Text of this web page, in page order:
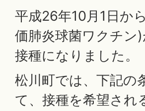
平成26年10月1日か
価肺炎球菌ワクチン
接種になりました。
松川町では、下記の
て、接種を希望され